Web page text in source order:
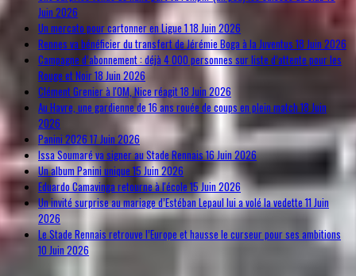
Juin 2026
Un mercato pour cartonner en Ligue 118 Juin 2026
Rennes va bénéficier du transfert de Jérémie Boga à la Juventus 18 Juin 2026
Campagne d’abonnement : déjà 4 000 personnes sur liste d’attente pour les
Rouge et Noir18 Juin 2026
Clément Grenier à l'OM, Nice réagit18 Juin 2026
Au Havre, une gardienne de 16 ans rouée de coups en plein match18 Juin
2026
Panini 2026 17 Juin 2026
Issa Soumaré va signer au Stade Rennais16 Juin 2026
Un album Panini unique 15 Juin 2026
Eduardo Camavinga retourne à l'école15 Juin 2026
Un invité surprise au mariage d’Estéban Lepaul lui a volé la vedette11 Juin
2026
Le Stade Rennais retrouve l’Europe et hausse le curseur pour ses ambitions
10 Juin 2026